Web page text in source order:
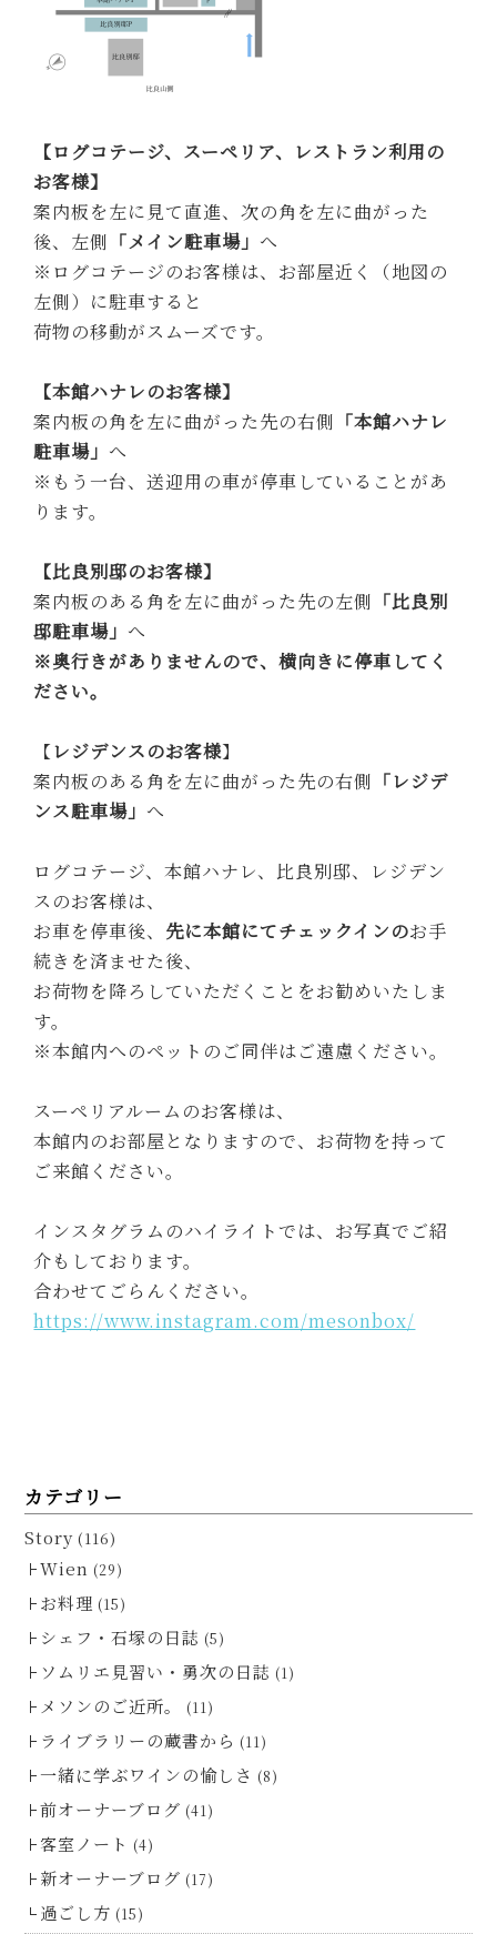
【ログコテージ、スーペリア、レストラン利用の
お客様】
案内板を左に見て直進、次の角を左に曲がった
後、左側 「メイン駐車場」 へ
※ログコテージのお客様は、お部屋近く（地図の
左側）に駐車すると
荷物の移動がスムーズです。
【本館ハナレのお客様】
案内板の角を左に曲がった先の右側 「本館ハナレ
駐車場」 へ
※もう一台、送迎用の車が停車していることがあ
ります。
【比良別邸のお客様】
案内板のある角を左に曲がった先の左側 「比良別
邸駐車場」 へ
※奥行きがありませんので、横向きに停車してく
ださい。
【レジデンスのお客様】
案内板のある角を左に曲がった先の右側 「レジデ
ンス駐車場」 へ
ログコテージ、本館ハナレ、比良別邸、レジデン
スのお客様は、
お車を停車後、 先に本館にてチェックインのお手
続きを済ませた後、
お荷物を降ろしていただくことをお勧めいたしま
す。
※本館内へのペットのご同伴はご遠慮ください。
スーペリアルームのお客様は、
本館内のお部屋となりますので、お荷物を持って
ご来館ください。
インスタグラムのハイライトでは、お写真でご紹
介もしております。
合わせてごらんください。
https://www.instagram.com/mesonbox/
カテゴリー
Story (116)
Wien (29)
お料理 (15)
シェフ・石塚の日誌 (5)
ソムリエ見習い・勇次の日誌 (1)
メソンのご近所。 (11)
ライブラリーの蔵書から (11)
一緒に学ぶワインの愉しさ (8)
前オーナーブログ (41)
客室ノート (4)
新オーナーブログ (17)
過ごし方 (15)